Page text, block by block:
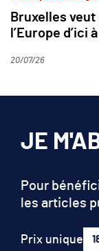
Bruxelles
l’Europe d’ici
20/07/26
JE
Pour
les articles
Prix unique